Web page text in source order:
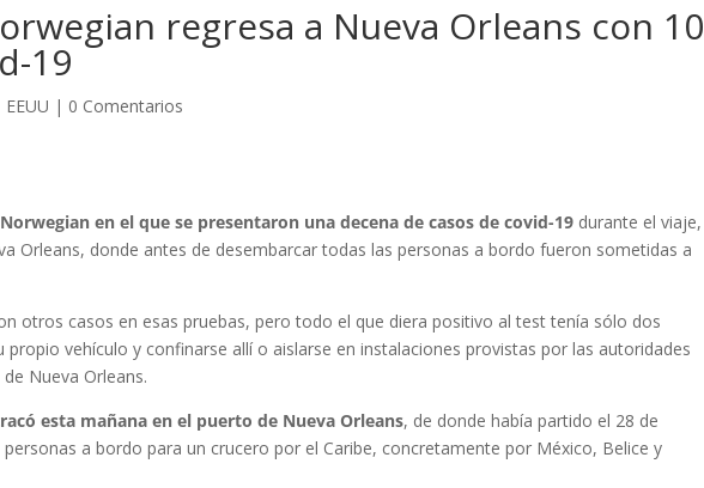
regresa a Nueva Orleans con 10
19
EEUU | 0 Comentarios
en el que se presentaron una decena de casos de covid-19 durante el viaje,
Orleans, donde antes de desembarcar todas las personas a bordo fueron sometidas a
otros casos en esas pruebas, pero todo el que diera positivo al test tenía sólo dos
propio vehículo y confinarse allí o aislarse en instalaciones provistas por las autoridades
Nueva Orleans.
esta mañana en el puerto de Nueva Orleans, de donde había partido el 28 de
a bordo para un crucero por el Caribe, concretamente por México, Belice y